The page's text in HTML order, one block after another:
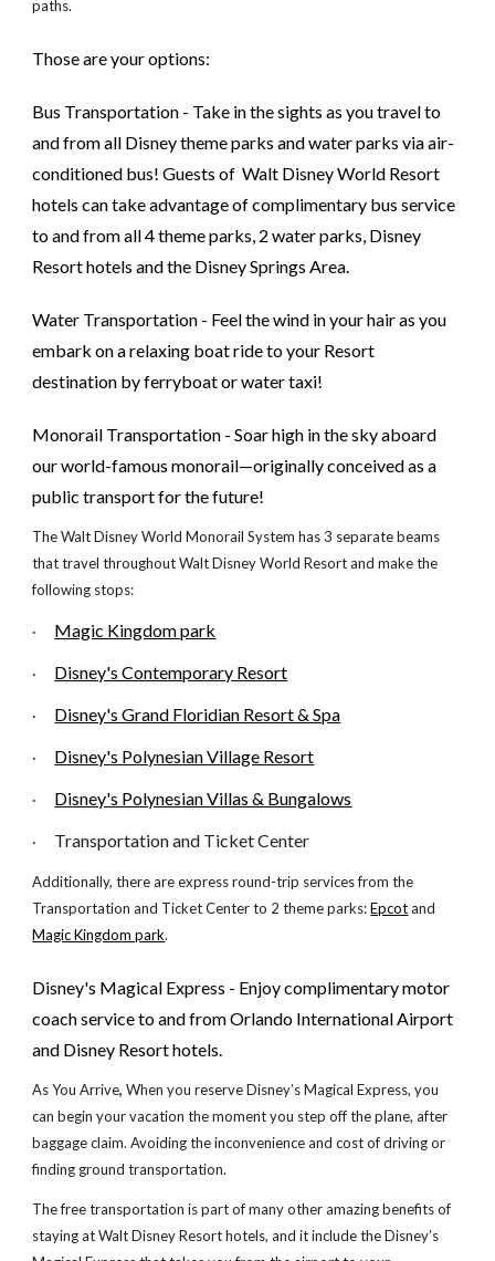
paths.
Those are your options:
Bus Transportation - Take in the sights as you travel to
and from all Disney theme parks and water parks via air-
conditioned bus! Guests of Walt Disney World Resort
hotels can take advantage of complimentary bus service
to and from all 4 theme parks, 2 water parks, Disney
Resort hotels and the Disney Springs Area.
Water Transportation - Feel the wind in your hair as you
embark on a relaxing boat ride to your Resort
destination by ferryboat or water taxi!
Monorail Transportation - Soar high in the sky aboard
our world-famous monorail—originally conceived as a
public transport for the future!
The Walt Disney World Monorail System has 3 separate beams
that travel throughout Walt Disney World Resort and make the
following stops:
· Magic Kingdom park
· Disney's Contemporary Resort
· Disney's Grand Floridian Resort & Spa
· Disney's Polynesian Village Resort
· Disney's Polynesian Villas & Bungalows
· Transportation and Ticket Center
Additionally, there are express round-trip services from the
Transportation and Ticket Center to 2 theme parks:Epcotand
Magic Kingdom park.
Disney's Magical Express - Enjoy complimentary motor
coach service to and from Orlando International Airport
and Disney Resort hotels.
As You Arrive,When you reserve Disney’s Magical Express, you
can begin your vacation the moment you step off the plane, after
baggage claim. Avoiding the inconvenience and cost of driving or
finding ground transportation.
The free transportation is part of many other amazing benefits of
staying at Walt Disney Resort hotels, and it include the Disney’s